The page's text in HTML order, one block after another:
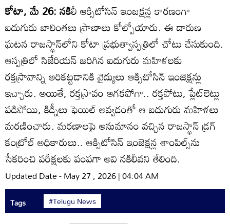
కోటా, మే 26: నకిలీ ఆక్సిటోసిన్‌ ఇంజక్షన్ల కారణంగా
ఐదుగురు బాలింతలు ప్రాణాలు కోల్పోయారు. ఈ దారుణ
ఘటన రాజస్థాన్‌లోని కోటా ప్రభుత్వాస్పత్రిలో చోటు చేసుకుంది.
ఆస్పత్రిలో సిజేరియన్‌ జరిగిన ఐదుగురు మహిళలకు
రక్తస్రావాన్ని అరికట్టడానికి వైద్యులు ఆక్సిటోసిన్‌ ఇంజెక్షన్లు
ఇచ్చారు. అయితే, రక్తస్రావం ఆగకపోగా.. రక్తపోటు, ప్లేట్‌లెట్లు
పడిపోయి, కిడ్నీలు ఫెయిల్‌ అవ్వడంతో ఆ ఐదుగురు మహిళలు
మరణించారు. మరణాలపై అనుమానం వచ్చిన రాజస్థాన్‌ డ్రగ్‌
కంట్రోల్‌ అధికారులు.. ఆక్సిటోసిన్‌ ఇంజెక్షన్ల శాంపిల్స్‌ను
సేకరించి పరీక్షలకు పంపగా అవి నకిలీవని తేలింది.
Updated Date - May 27 , 2026 | 04:04 AM
Tags #Telugu News